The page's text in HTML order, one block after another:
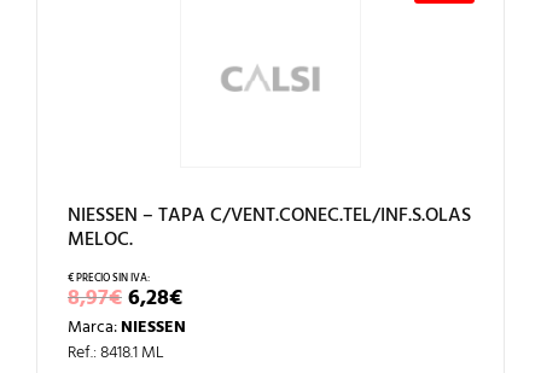
NIESSEN – TAPA C/VENT.CONEC.TEL/INF.S.OLAS
MELOC.
8,97€EL
PRECIO
ORIGINAL
ERA:
6,28€EL
PRECIO
ACTUAL
Marca:NIESSEN
Ref.: 8418.1 ML